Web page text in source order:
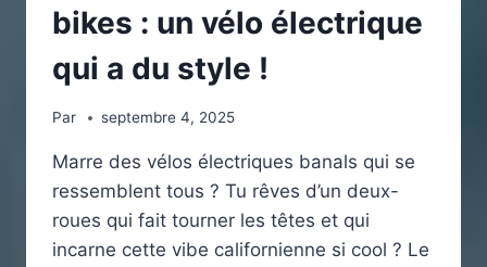
bikes : un vélo électrique
qui a du style !
Par septembre 4, 2025
Marre des vélos électriques banals qui se
ressemblent tous ? Tu rêves d’un deux-
roues qui fait tourner les têtes et qui
incarne cette vibe californienne si cool ? Le